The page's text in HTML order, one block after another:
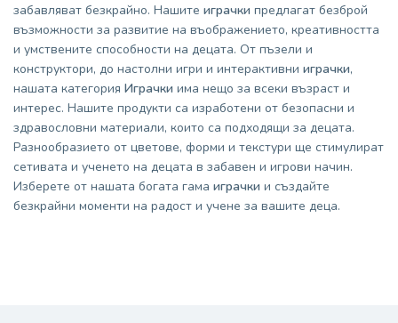
забавляват безкрайно. Нашите играчки предлагат безброй
възможности за развитие на въображението, креативността
и умствените способности на децата. От пъзели и
конструктори, до настолни игри и интерактивни играчки,
нашата категория Играчки има нещо за всеки възраст и
интерес. Нашите продукти са изработени от безопасни и
здравословни материали, които са подходящи за децата.
Разнообразието от цветове, форми и текстури ще стимулират
сетивата и ученето на децата в забавен и игрови начин.
Изберете от нашата богата гама играчки и създайте
безкрайни моменти на радост и учене за вашите деца.